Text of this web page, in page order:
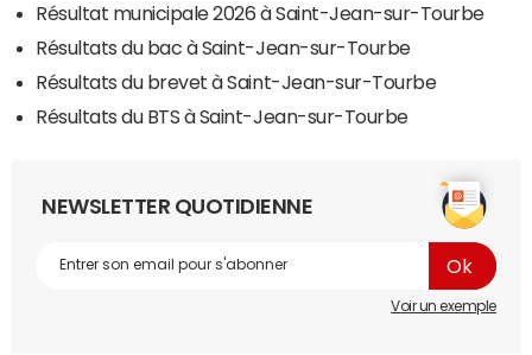
Résultat municipale 2026 à Saint-Jean-sur-Tourbe
Résultats du bac à Saint-Jean-sur-Tourbe
Résultats du brevet à Saint-Jean-sur-Tourbe
Résultats du BTS à Saint-Jean-sur-Tourbe
NEWSLETTER QUOTIDIENNE
Voir un exemple